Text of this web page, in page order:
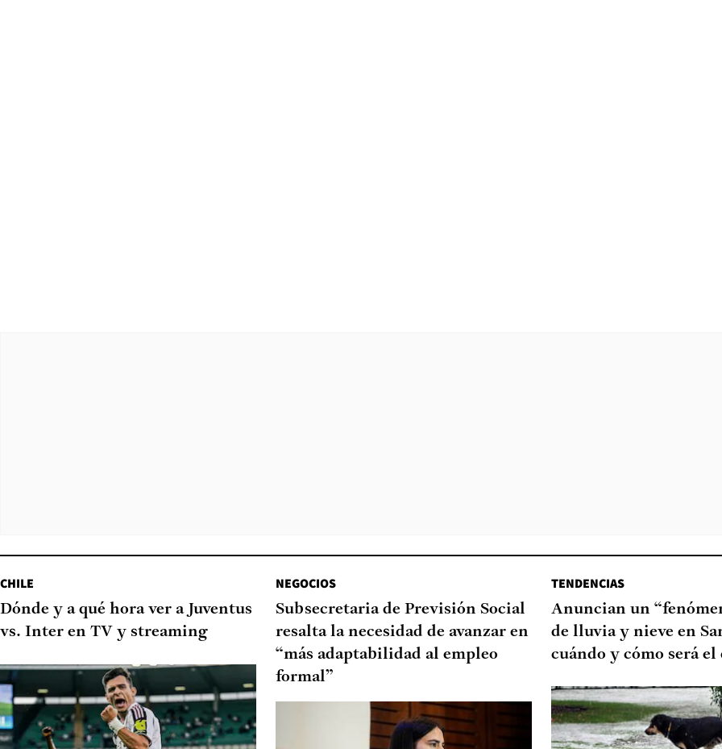
CHILE
Dónde y a qué hora ver a Juventus
vs. Inter en TV y streaming
NEGOCIOS
Subsecretaria de Previsión Social
resalta la necesidad de avanzar en
“más adaptabilidad al empleo
formal”
TENDENCIAS
Anuncian un
de lluvia y nieve en
cuándo y cómo será el